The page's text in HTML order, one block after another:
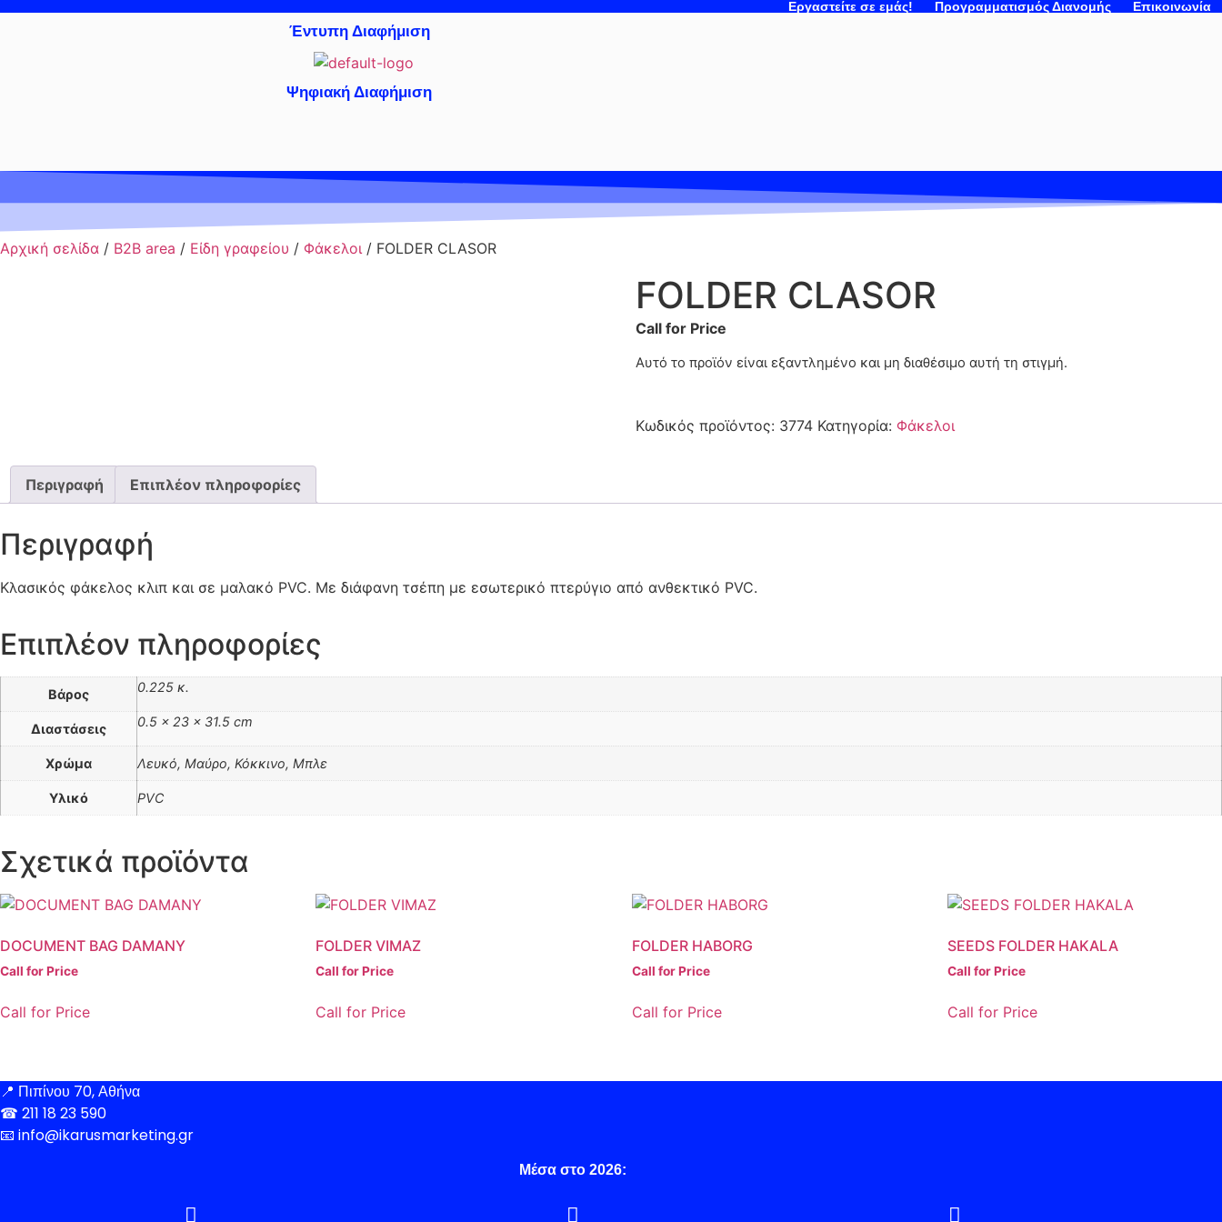
Εργαστείτε σε εμάς! Προγραμματισμός Διανομής Επικοινωνία
Έντυπη Διαφήμιση
Ψηφιακή Διαφήμιση
Αρχική σελίδα / B2B area / Είδη γραφείου / Φάκελοι/ FOLDER CLASOR
FOLDER CLASOR
Call for Price
Αυτό το προϊόν είναι εξαντλημένο και μη διαθέσιμο αυτή τη στιγμή.
Κωδικός προϊόντος: 3774 Κατηγορία: Φάκελοι
Περιγραφή Επιπλέον πληροφορίες
Περιγραφή
Κλασικός φάκελος κλιπ και σε μαλακό PVC. Με διάφανη τσέπη με εσωτερικό πτερύγιο από ανθεκτικό PVC.
Επιπλέον πληροφορίες
Βάρος 0.225 κ.
Διαστάσεις 0.5 × 23 × 31.5 cm
Χρώμα Λευκό, Μαύρο, Κόκκινο, Μπλε
Υλικό PVC
Σχετικά προϊόντα
DOCUMENT BAG DAMANY
Call for Price
Call for Price
FOLDER VIMAZ
Call for Price
Call for Price
FOLDER HABORG
Call for Price
Call for Price
SEEDS FOLDER HAKALA
Call for Price
Call for Price
📍 Πιπίνου 70, Αθήνα
☎ 211 18 23 590
📧 info@ikarusmarketing.gr
Μέσα στο 2026: